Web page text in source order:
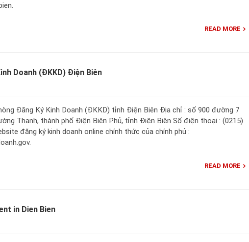
READ MORE
Doanh (ĐKKD) Điện Biên
Đăng Ký Kinh Doanh (ĐKKD) tỉnh Điện Biên Địa chỉ : số 900 đường 7
Thanh, thành phố Điện Biên Phủ, tỉnh Điện Biên Số điện thoại : (0215)
đăng ký kinh doanh online chính thức của chính phủ :
READ MORE
in Dien Bien